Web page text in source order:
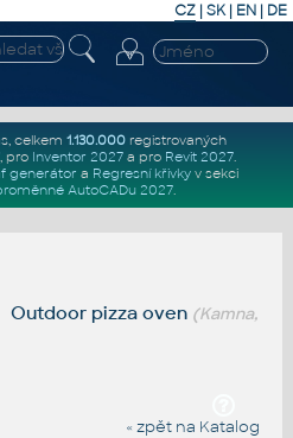
CZ | SK| EN | DE
celkem 1.130.000registrovaných
, pro Inventor 2027a pro Revit 2027.
generátor a Regresní křivkyv sekci
AutoCADu 2027.
Outdoor pizza oven (Kamna,
« zpět na Katalog